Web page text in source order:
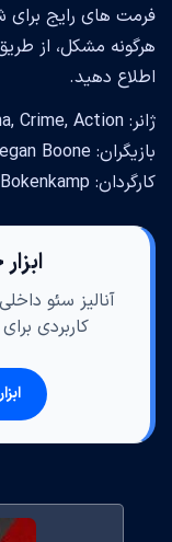
فرمت های رایج
هرگونه مشکل، از
اطلاع دهید.
ژانر: Drama, Crime, Action
بازیگران: James Spader, Diego Klattenhoff, Megan Boone
کارگردان: Jon Bokenkamp
آنالیز سئو
کاربردی